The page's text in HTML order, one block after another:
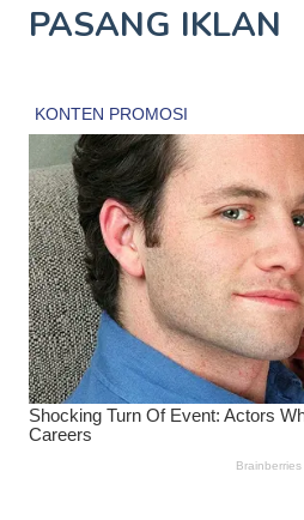
PASANG IKLAN